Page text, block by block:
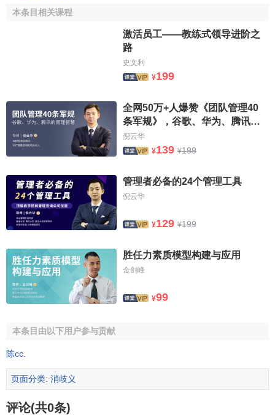
本条目相关课程
激活员工——教练式领导进阶之
路
史文利
¥199
全网50万+人爆赞《团队管理40
条军规》，谷歌、华为、腾讯的
管理智慧
倪云华
¥139 ¥199
管理者必备的24个管理工具
倪云华
¥129 ¥199
胜任力素质模型构建与应用
金剑峰
¥99
本条目由以下用户参与贡献
陈cc
页面分类: 消歧义
评论(共0条)